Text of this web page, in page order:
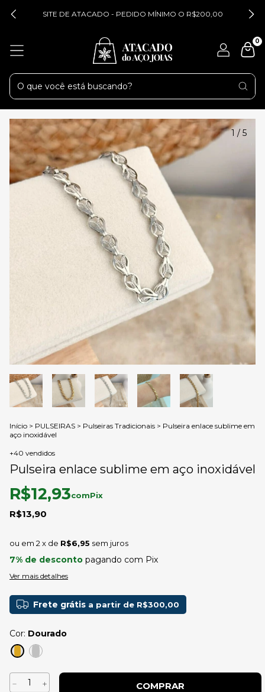
SITE DE ATACADO - PEDIDO MÍNIMO O R$200,00
0
1 / 5
Início > PULSEIRAS > Pulseiras Tradicionais > Pulseira enlace sublime em
aço inoxidável
+40 vendidos
Pulseira enlace sublime em aço inoxidável
R$13,90
R$12,93comPix
2 x de R$6,95 sem juros
7% de desconto pagando com Pix
Ver mais detalhes
Frete grátis a partir de R$300,00
Cor: Dourado